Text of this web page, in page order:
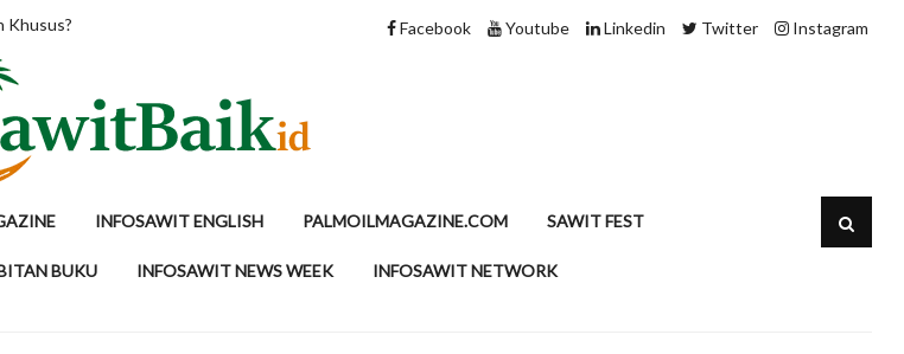
HLIB Tahan Proyeksi CPO di RM4.200 per Ton, Tunggu Kepastian
Instagram
Twitter
Linkedin
Youtube
Facebook
INFOSAWIT ENGLISH PALMOILMAGAZINE.COM SAWIT FEST
BUKU INFOSAWIT NEWS WEEK INFOSAWIT NETWORK